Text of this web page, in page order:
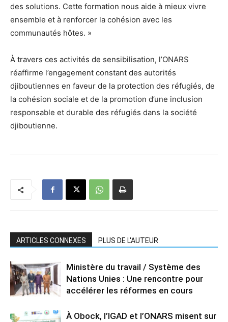
des solutions. Cette formation nous aide à mieux vivre
ensemble et à renforcer la cohésion avec les
communautés hôtes. »
À travers ces activités de sensibilisation, l’ONARS
réaffirme l’engagement constant des autorités
djiboutiennes en faveur de la protection des réfugiés, de
la cohésion sociale et de la promotion d’une inclusion
responsable et durable des réfugiés dans la société
djiboutienne.
ARTICLES CONNEXES PLUS DE L'AUTEUR
Ministère du travail / Système des
Nations Unies : Une rencontre pour
accélérer les réformes en cours
À Obock, l’IGAD et l’ONARS misent sur